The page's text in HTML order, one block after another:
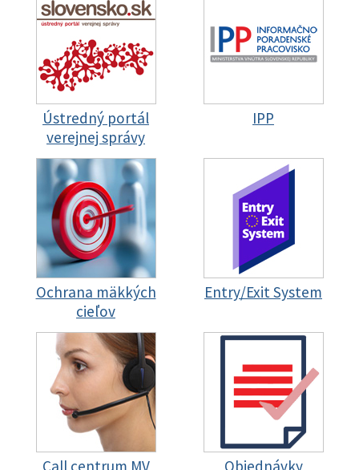
Ústredný portál
verejnej správy
IPP
Ochrana mäkkých
cieľov
Entry/Exit System